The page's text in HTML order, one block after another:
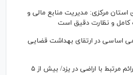
مرکزی: مدیریت منابع مالی و
کامل و نظارت دقیق است
اساسی در ارتقای بهداشت قضایی
کاهش ۱۰ درصدی جرائم مرتبط با اراضی در یزد/ بیش از ۵